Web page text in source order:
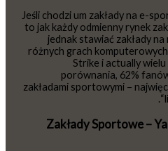
Jeśli chodzi um zakłady na e-
to jak każdy odmienny rynek
jednak stawiać zakłady
różnych grach
Strike i actually
porównania, 62%
zakładami sportowymi –
.
Zakłady Sportowe –